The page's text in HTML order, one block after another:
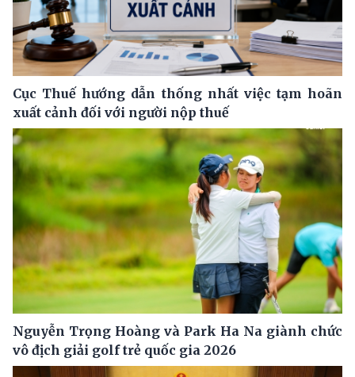
Cục Thuế hướng dẫn thống nhất việc tạm hoãn
xuất cảnh đối với người nộp thuế
Nguyễn Trọng Hoàng và Park Ha Na giành chức
vô địch giải golf trẻ quốc gia 2026